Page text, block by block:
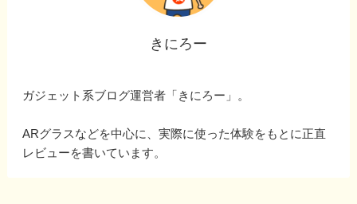
きにろー
ガジェット系ブログ運営者「きにろー」。
ARグラスなどを中心に、実際に使った体験をもとに正直
レビューを書いています。